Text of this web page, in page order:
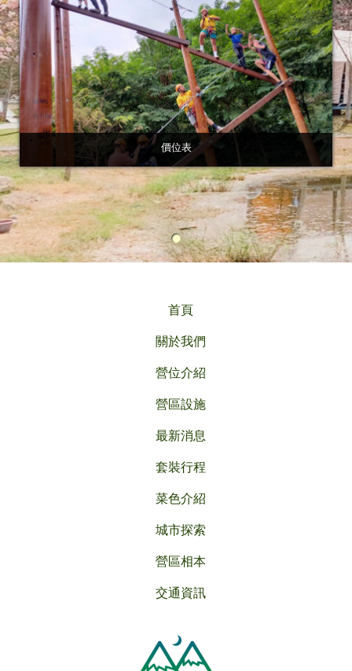
價位表
首頁
關於我們
營位介紹
營區設施
最新消息
套裝行程
菜色介紹
城市探索
營區相本
交通資訊